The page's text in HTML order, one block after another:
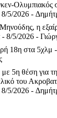
Ολυμπιακός
8/5/2026 -
η
- 8/5/2026 -
18η στα 5χλμ
με 5η θέση για
του
8/5/2026 -